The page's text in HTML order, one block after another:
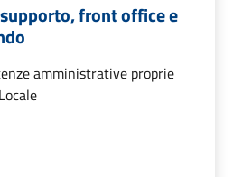
front office e
amministrative proprie